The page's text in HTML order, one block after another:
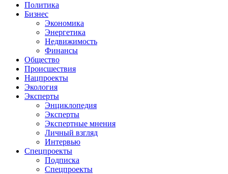
Политика
Бизнес
Экономика
Энергетика
Недвижимость
Финансы
Общество
Происшествия
Нацпроекты
Экология
Эксперты
Энциклопедия
Эксперты
Экспертные мнения
Личный взгляд
Интервью
Спецпроекты
Подписка
Спецпроекты